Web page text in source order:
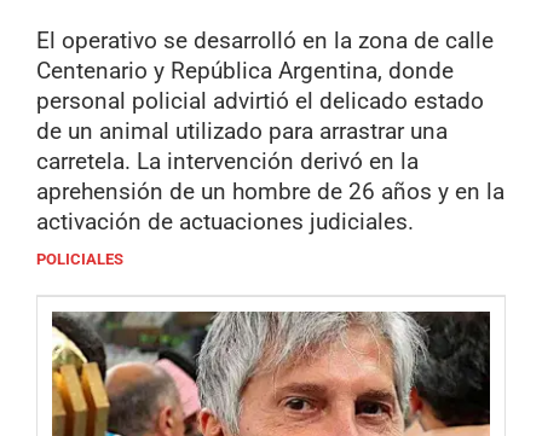
El operativo se desarrolló en la zona de calle
Centenario y República Argentina, donde
personal policial advirtió el delicado estado
de un animal utilizado para arrastrar una
carretela. La intervención derivó en la
aprehensión de un hombre de 26 años y en la
activación de actuaciones judiciales.
POLICIALES